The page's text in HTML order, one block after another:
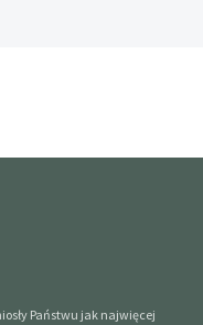
Państwu jak najwięcej